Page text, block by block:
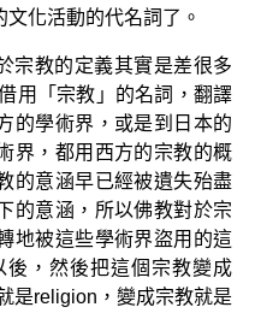
化活動的代名詞了。
宗教的定義其實是差很多
用「宗教」的名詞，翻譯
的學術界，或是到日本的
界，都用西方的宗教的概
的意涵早已經被遺失殆盡
的意涵，所以佛教對於宗
地被這些學術界盜用的這
，然後把這個宗教變成
是religion，變成宗教就是